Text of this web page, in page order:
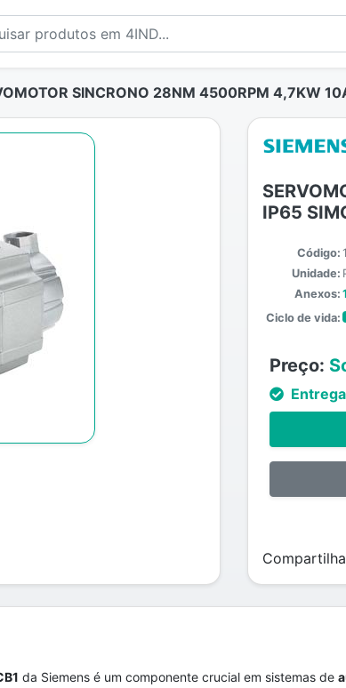
SINCRONO 28NM 4500RPM 4,7KW
IP65
Código:
Unidade:
Anexos:
Ciclo de vida:
Preço:
da Siemens é um componente crucial em sistemas de